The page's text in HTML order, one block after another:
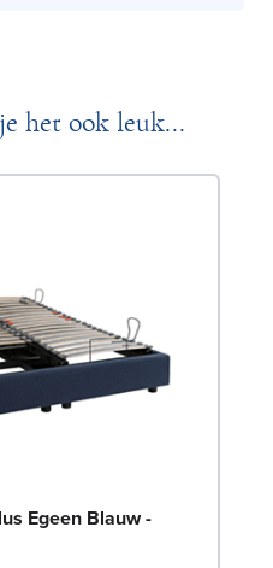
het ook leuk...
Egeen Blauw -